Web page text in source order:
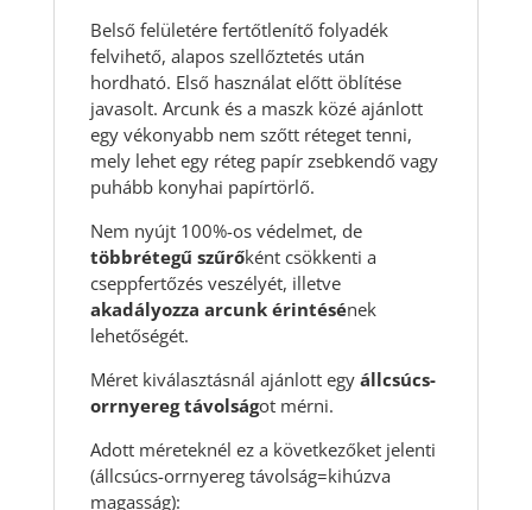
Belső felületére fertőtlenítő folyadék
felvihető, alapos szellőztetés után
hordható. Első használat előtt öblítése
javasolt. Arcunk és a maszk közé ajánlott
egy vékonyabb nem szőtt réteget tenni,
mely lehet egy réteg papír zsebkendő vagy
puhább konyhai papírtörlő.
Nem nyújt 100%-os védelmet, de
többrétegű szűrőként csökkenti a
cseppfertőzés veszélyét, illetve
akadályozza arcunk érintésének
lehetőségét.
Méret kiválasztásnál ajánlott egy állcsúcs-
orrnyereg távolságot mérni.
Adott méreteknél ez a következőket jelenti
(állcsúcs-orrnyereg távolság=kihúzva
magasság):